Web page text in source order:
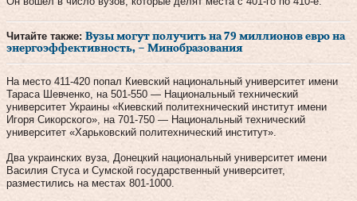
Читайте также: Вузы могут получить на 79 миллионов евро на
энергоэффективность, – Минобразования
На место 411-420 попал Киевский национальный университет имени
Тараса Шевченко, на 501-550 — Национальный технический
университет Украины «Киевский политехнический институт имени
Игоря Сикорского», на 701-750 — Национальный технический
университет «Харьковский политехнический институт».
Два украинских вуза, Донецкий национальный университет имени
Василия Стуса и Сумской государственный университет,
разместились на местах 801-1000.